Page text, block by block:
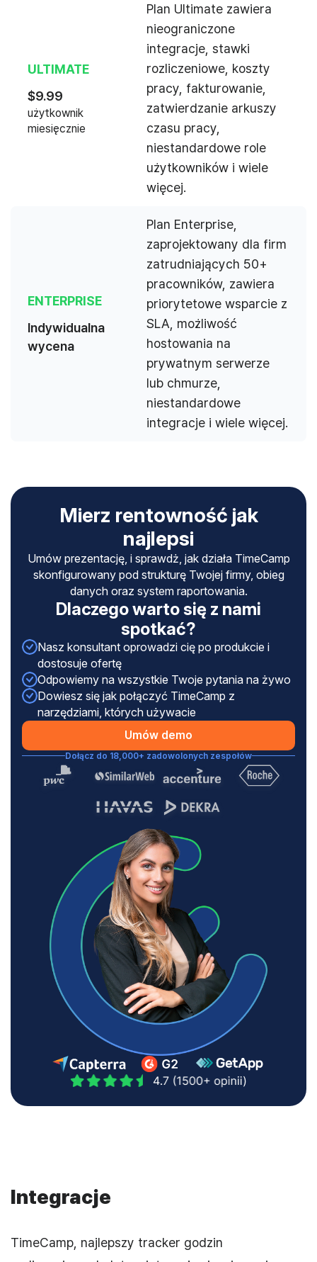
ULTIMATE
$9.99
użytkownik
miesięcznie
Plan Ultimate zawiera
nieograniczone
integracje, stawki
rozliczeniowe, koszty
pracy, fakturowanie,
zatwierdzanie arkuszy
czasu pracy,
niestandardowe role
użytkowników i wiele
więcej.
ENTERPRISE
Indywidualna
wycena
Plan Enterprise,
zaprojektowany dla firm
zatrudniających 50+
pracowników, zawiera
priorytetowe wsparcie z
SLA, możliwość
hostowania na
prywatnym serwerze
lub chmurze,
niestandardowe
integracje i wiele więcej.
Mierz rentowność jak
najlepsi
Umów prezentację, i sprawdż, jak działa TimeCamp
skonfigurowany pod strukturę Twojej firmy, obieg
danych oraz system raportowania.
Dlaczego warto się z nami
spotkać?
Nasz konsultant oprowadzi cię po produkcie i
dostosuje ofertę
Odpowiemy na wszystkie Twoje pytania na żywo
Dowiesz się jak połączyć TimeCamp z
narzędziami, których używacie
Umów demo
Dołącz do 18,000+ zadowolonych zespołów
Integracje
TimeCamp, najlepszy tracker godzin